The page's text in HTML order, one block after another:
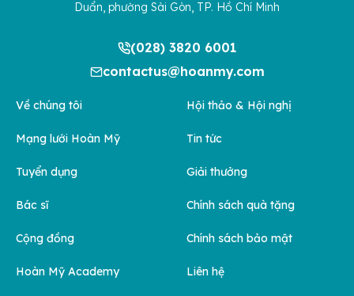
Duẩn, phường Sài Gòn, TP. Hồ Chí Minh
(028) 3820 6001
contactus@hoanmy.com
Về chúng tôi
Mạng lưới Hoàn Mỹ
Tuyển dụng
Bác sĩ
Cộng đồng
Hoàn Mỹ Academy
Hội thảo & Hội nghị
Tin tức
Giải thưởng
Chính sách quà tặng
Chính sách bảo mật
Liên hệ